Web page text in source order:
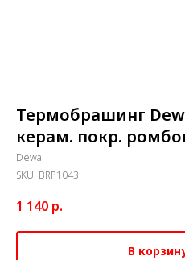
Термобрашинг
керам. покр.
Dewal
SKU: BRP1043
1 140 р.
В